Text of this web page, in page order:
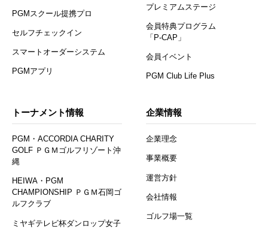
PGMスクール提携プロ
セルフチェックイン
スマートオーダーシステム
PGMアプリ
プレミアムステージ
会員特典プログラム
「P-CAP」
会員イベント
PGM Club Life Plus
トーナメント情報
PGM・ACCORDIA CHARITY
GOLF ＰＧＭゴルフリゾート沖
縄
HEIWA・PGM
CHAMPIONSHIP ＰＧＭ石岡ゴ
ルフクラブ
ミヤギテレビ杯ダンロップ女子
企業情報
企業理念
事業概要
運営方針
会社情報
ゴルフ場一覧